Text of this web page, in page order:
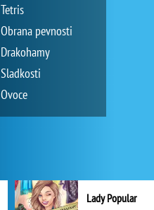
Tetris
Obrana pevnosti
Drakohamy
Sladkosti
Ovoce
Lady Popular